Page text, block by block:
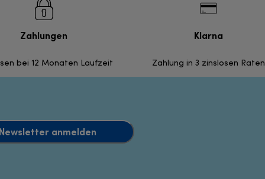
Zahlungen
bei 12 Monaten Laufzeit
Klarna
Zahlung in 3 zinslosen Raten
anmelden